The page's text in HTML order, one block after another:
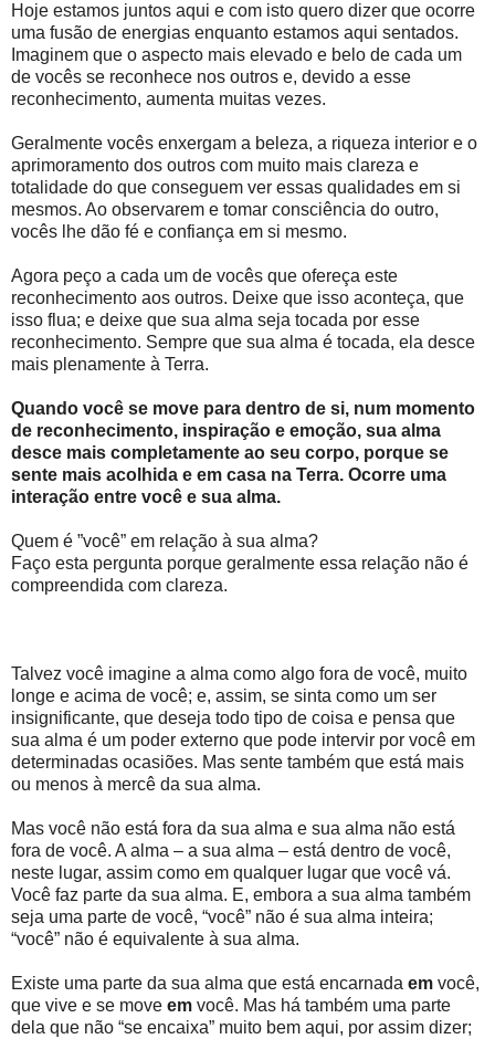
Hoje estamos juntos aqui e com isto quero dizer que ocorre
uma fusão de energias enquanto estamos aqui sentados.
Imaginem que o aspecto mais elevado e belo de cada um
de vocês se reconhece nos outros e, devido a esse
reconhecimento, aumenta muitas vezes.
Geralmente vocês enxergam a beleza, a riqueza interior e o
aprimoramento dos outros com muito mais clareza e
totalidade do que conseguem ver essas qualidades em si
mesmos. Ao observarem e tomar consciência do outro,
vocês lhe dão fé e confiança em si mesmo.
Agora peço a cada um de vocês que ofereça este
reconhecimento aos outros. Deixe que isso aconteça, que
isso flua; e deixe que sua alma seja tocada por esse
reconhecimento. Sempre que sua alma é tocada, ela desce
mais plenamente à Terra.
Quando você se move para dentro de si, num momento
de reconhecimento, inspiração e emoção, sua alma
desce mais completamente ao seu corpo, porque se
sente mais acolhida e em casa na Terra. Ocorre uma
interação entre você e sua alma.
Quem é ”você” em relação à sua alma?
Faço esta pergunta porque geralmente essa relação não é
compreendida com clareza.
Talvez você imagine a alma como algo fora de você, muito
longe e acima de você; e, assim, se sinta como um ser
insignificante, que deseja todo tipo de coisa e pensa que
sua alma é um poder externo que pode intervir por você em
determinadas ocasiões. Mas sente também que está mais
ou menos à mercê da sua alma.
Mas você não está fora da sua alma e sua alma não está
fora de você. A alma – a sua alma – está dentro de você,
neste lugar, assim como em qualquer lugar que você vá.
Você faz parte da sua alma. E, embora a sua alma também
seja uma parte de você, “você” não é sua alma inteira;
“você” não é equivalente à sua alma.
Existe uma parte da sua alma que está encarnada em você,
que vive e se move em você. Mas há também uma parte
dela que não “se encaixa” muito bem aqui, por assim dizer;